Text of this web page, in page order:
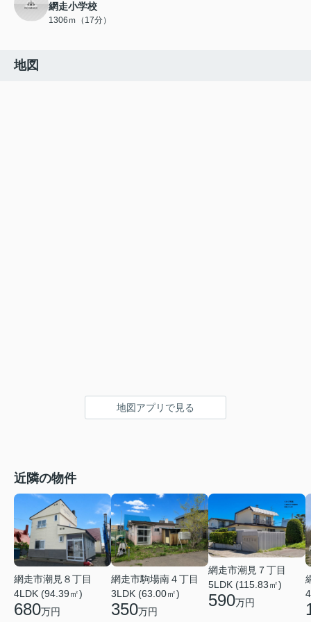
網走小学校
1306ｍ（17分）
地図
地図アプリで見る
近隣の物件
網走市潮見８丁目
4LDK (94.39㎡)
680万円
網走市駒場南４丁目
3LDK (63.00㎡)
350万円
網走市潮見７丁目
5LDK (115.83㎡)
590万円